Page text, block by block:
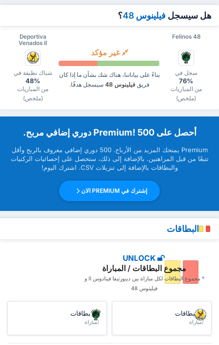
هل سيسجل فيلينوس 48 ؟
Deportiva
Venados II
Felinos 48
شباك نظيفة في
48%
من المباريات
(ملخص)
غير مؤكد
بناءً على بياناتنا، هناك شك بشأن ما إذا كان
فريق فيلينوس 48 سيسجل هدفًا.
سجل في
76%
من المباريات
(ملخص)
‏أحصل على Premium! 500 دوري إضافي مربح.
Premium ‏يمنحك المزيد من ‏الأرباح. 500 دوري إضافي معروف بالربح وأقل
تتبعًا من قبل ‏المراهنين. بالإضافة إلى ذلك، ستحصل على إحصائيات الركنيات
والبطاقات بالإضافة إلى تنزيلات CSV. اشترك اليوم!
إشترك في PREMIUM الان
البطاقات
UNLOCK
مجموع البطاقات / المباراة
* مجموع البطاقات ‏لكل مباراة بين ديبورتيفا فينادوس II و
فيلينوس 48
البطاقات
/مباراة
البطاقات
/مباراة